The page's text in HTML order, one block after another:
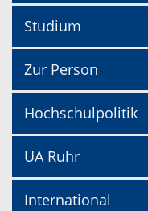
Studium
Zur Person
Hochschulpolitik
UA Ruhr
International